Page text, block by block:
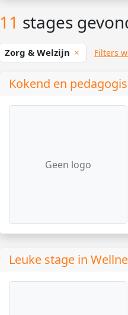
11 stages
Zorg & Welzijn Filters
Kokend en
Geen logo
Leuke stage in